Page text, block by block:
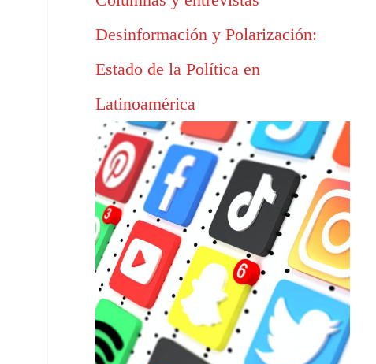
Desinformación y Polarización:
Estado de la Política en
Latinoamérica